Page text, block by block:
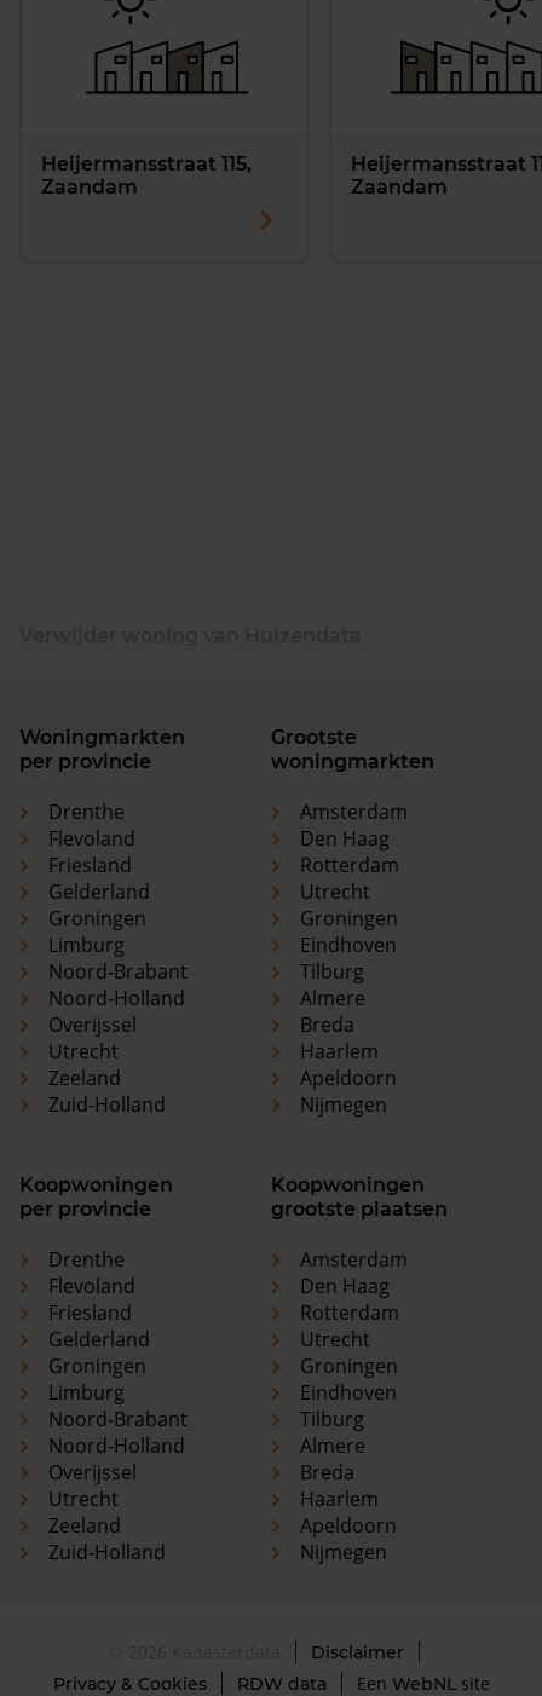
Heijermansstraat 115,
Zaandam
Heijermansstraat
Zaandam
Woningmarkten
per provincie
Drenthe
Flevoland
Friesland
Gelderland
Groningen
Limburg
Noord-Brabant
Noord-Holland
Overijssel
Utrecht
Zeeland
Zuid-Holland
Grootste
woningmarkten
Amsterdam
Den Haag
Rotterdam
Utrecht
Groningen
Eindhoven
Tilburg
Almere
Breda
Haarlem
Apeldoorn
Nijmegen
Koopwoningen
per provincie
Drenthe
Flevoland
Friesland
Gelderland
Groningen
Limburg
Noord-Brabant
Noord-Holland
Overijssel
Utrecht
Zeeland
Zuid-Holland
Koopwoningen
grootste plaatsen
Amsterdam
Den Haag
Rotterdam
Utrecht
Groningen
Eindhoven
Tilburg
Almere
Breda
Haarlem
Apeldoorn
Nijmegen
Disclaimer
Privacy & Cookies
RDW data Een WebNLsite